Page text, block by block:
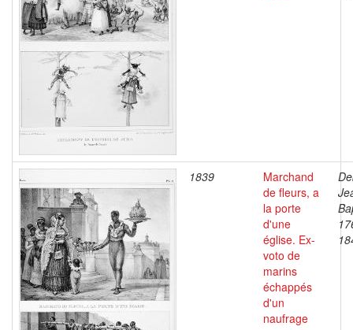
1839
Marchand
de fleurs, a
la porte
d'une
église. Ex-
voto de
marins
échappés
d'un
naufrage